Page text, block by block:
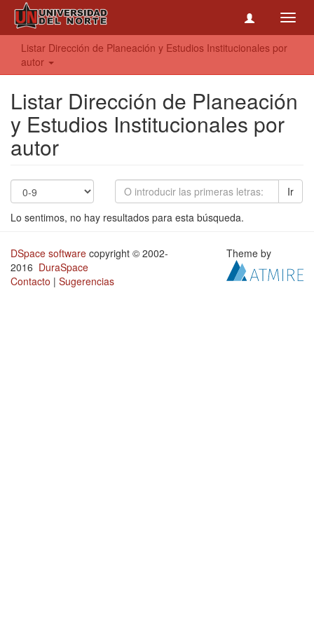
Listar Dirección de Planeación y Estudios Institucionales por
autor
Listar Dirección de Planeación
y Estudios Institucionales por
autor
Ir
Lo sentimos, no hay resultados para esta búsqueda.
DSpace software copyright © 2002-
2016 DuraSpace
Contacto | Sugerencias
Theme by